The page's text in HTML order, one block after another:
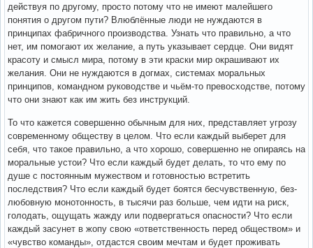
действуя по другому, просто потому что не имеют малейшего
понятия о другом пути? Влюблённые люди не нуждаются в
принципах фабричного производства. Узнать что правильно, а что
нет, им помогают их желание, а путь указывает сердце. Они видят
красоту и смысл мира, потому в эти краски мир окрашивают их
желания. Они не нуждаются в догмах, системах моральных
принципов, командном руководстве и чьём-то превосходстве, потому
что они знают как им жить без инструкций.
То что кажется совершенно обычным для них, представляет угрозу
современному обществу в целом. Что если каждый выберет для
себя, что такое правильно, а что хорошо, совершенно не опираясь на
моральные устои? Что если каждый будет делать, то что ему по
душе с постоянным мужеством и готовностью встретить
последствия? Что если каждый будет боятся бесчувственную, без-
любовную монотонность, в тысячи раз больше, чем идти на риск,
голодать, ощущать жажду или подвергаться опасности? Что если
каждый засунет в жопу свою «ответственность перед обществом» и
«чувство команды», отдастся своим мечтам и будет проживать